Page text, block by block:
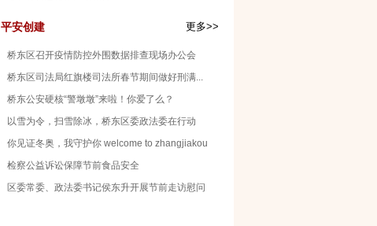
平安创建 更多>>
桥东区召开疫情防控外围数据排查现场办公会
桥东区司法局红旗楼司法所春节期间做好刑满...
桥东公安硬核“警墩墩”来啦！你爱了么？
以雪为令，扫雪除冰，桥东区委政法委在行动
你见证冬奥，我守护你 welcome to zhangjiakou
检察公益诉讼保障节前食品安全
区委常委、政法委书记侯东升开展节前走访慰问